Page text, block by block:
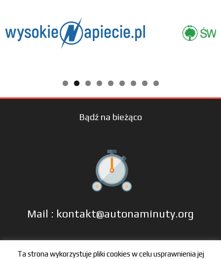
Bądź na bieżąco
Mail : kontakt@autonaminuty.org
tel: +48 606 666 993
Ta strona wykorzystuje pliki cookies w celu usprawnienia jej